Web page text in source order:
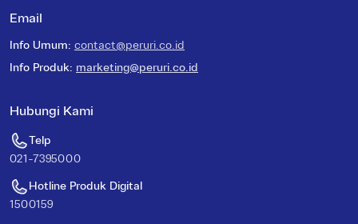
Email
Info Umum: contact@peruri.co.id
Info Produk: marketing@peruri.co.id
Hubungi Kami
Telp
021-7395000
Hotline Produk Digital
1500159